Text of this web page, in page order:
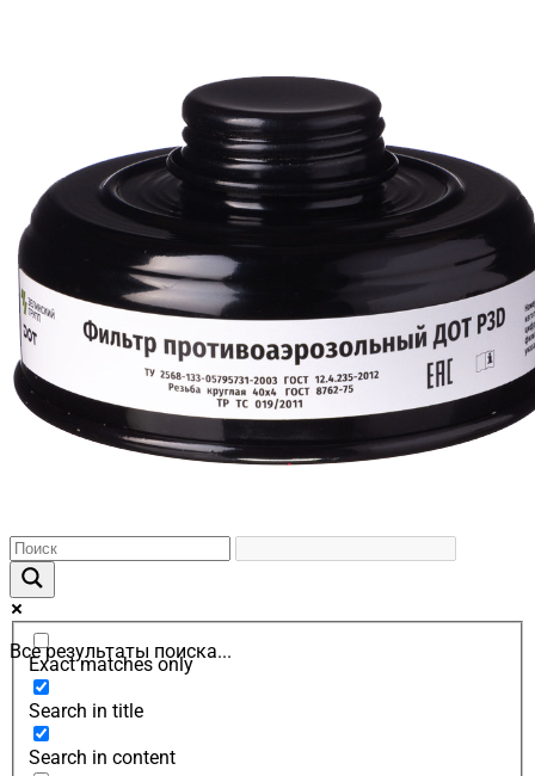
Все результаты поиска...
Exact matches only
Search in title
Search in content